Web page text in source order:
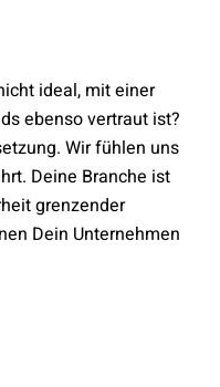
ideal, mit einer
ebenso vertraut ist?
Wir fühlen uns
Deine Branche ist
grenzender
Dein Unternehmen